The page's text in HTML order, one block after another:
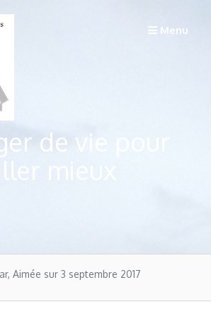
Menu
de vie pour
mieux
Aimée sur 3 septembre 2017